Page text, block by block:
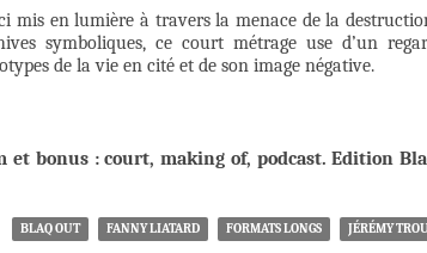
mis en lumière à travers la menace de la
symboliques, ce court métrage use d’un
de la vie en cité et de son image négative.
et bonus : court, making of, podcast.Edition
BLAQ OUT FANNY LIATARD FORMATS LONGS JÉRÉMY